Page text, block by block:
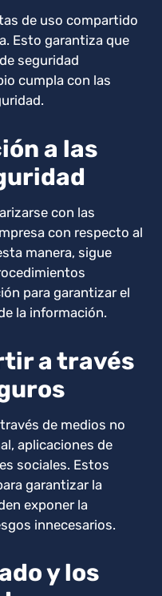
de uso compartido
Esto garantiza que
seguridad
cumpla con las
a las
con las
con respecto al
manera, sigue
para garantizar el
la información.
a través
de medios no
aplicaciones de
sociales. Estos
garantizar la
exponer la
innecesarios.
y los